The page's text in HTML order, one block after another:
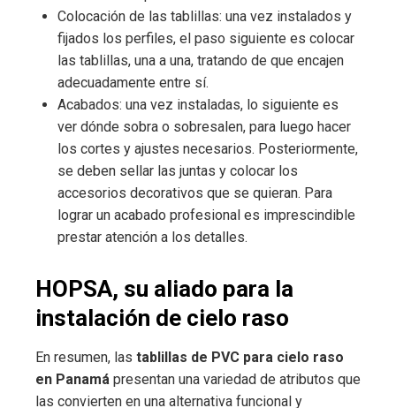
Colocación de las tablillas: una vez instalados y
fijados los perfiles, el paso siguiente es colocar
las tablillas, una a una, tratando de que encajen
adecuadamente entre sí.
Acabados: una vez instaladas, lo siguiente es
ver dónde sobra o sobresalen, para luego hacer
los cortes y ajustes necesarios. Posteriormente,
se deben sellar las juntas y colocar los
accesorios decorativos que se quieran. Para
lograr un acabado profesional es imprescindible
prestar atención a los detalles.
HOPSA, su aliado para la
instalación de cielo raso
En resumen, las tablillas de PVC para cielo raso
en Panamá presentan una variedad de atributos que
las convierten en una alternativa funcional y